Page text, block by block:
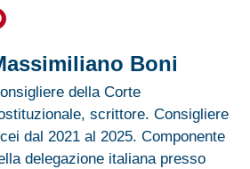
Boni
della Corte
scrittore. Consigliere
dal 2021 al 2025. Componente
delegazione italiana presso